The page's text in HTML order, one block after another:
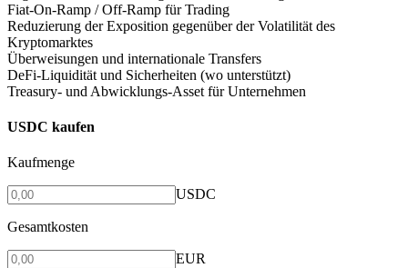
Fiat-On-Ramp / Off-Ramp für Trading
Reduzierung der Exposition gegenüber der Volatilität des
Kryptomarktes
Überweisungen und internationale Transfers
DeFi-Liquidität und Sicherheiten (wo unterstützt)
Treasury- und Abwicklungs-Asset für Unternehmen
USDC kaufen
Kaufmenge
USDC
Gesamtkosten
EUR